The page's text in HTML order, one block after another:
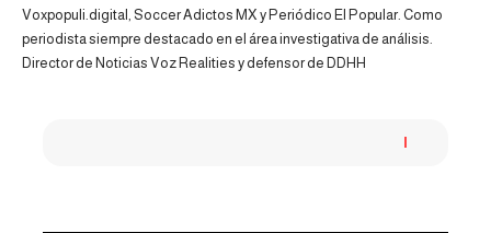
Voxpopuli.digital, Soccer Adictos MX y Periódico El Popular. Como
periodista siempre destacado en el área investigativa de análisis.
Director de Noticias Voz Realities y defensor de DDHH